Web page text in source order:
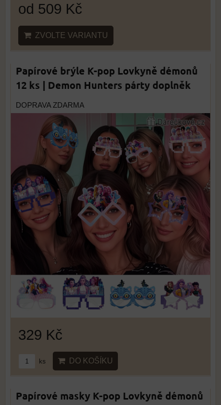
od 509 Kč
ZVOLTE VARIANTU
Papírové brýle K-pop Lovkyně démonů
12 ks | Demon Hunters párty doplněk
DOPRAVA ZDARMA
329 Kč
ks DO KOŠÍKU
Papírové masky K-pop Lovkyně démonů